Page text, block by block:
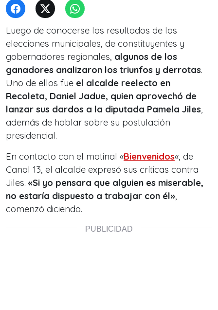
Luego de conocerse los resultados de las
elecciones municipales, de constituyentes y
gobernadores regionales, algunos de los
ganadores analizaron los triunfos y derrotas.
Uno de ellos fue el alcalde reelecto en
Recoleta, Daniel Jadue, quien aprovechó de
lanzar sus dardos a la diputada Pamela Jiles,
además de hablar sobre su postulación
presidencial.
En contacto con el matinal «Bienvenidos«, de
Canal 13, el alcalde expresó sus críticas contra
Jiles. «Si yo pensara que alguien es miserable,
no estaría dispuesto a trabajar con él»,
comenzó diciendo.